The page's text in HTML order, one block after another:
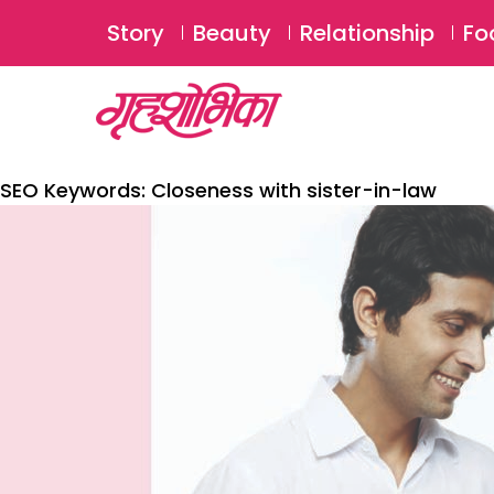
Story Beauty Relationship
SEO Keywords: Closeness with sister-in-law